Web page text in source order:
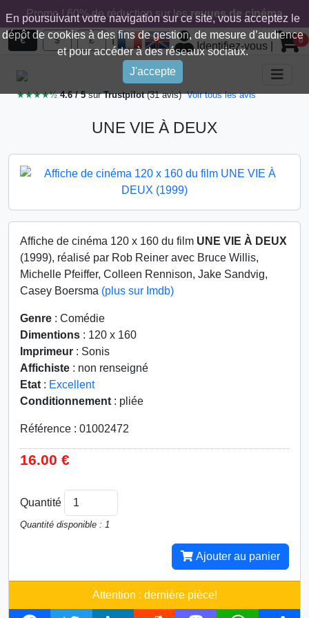
En poursuivant votre navigation sur ce site, vous acceptez le
dépôt de cookies à des fins de gestion, de mesure d’audience
et pour accéder à des réseaux sociaux.
J'accepte
Promo ! 60% de réduction sur lesrevues de cinéma
€ $ £ |
Identifiez-vous 0
★★★★½4.6 / 5surTrustpilot(31 avis) Voir tous les avis
UNE VIE À DEUX
Affiche de cinéma 120 x 160 du film UNE VIE À DEUX
(1999), réalisé par Rob Reiner avec Bruce Willis,
Michelle Pfeiffer, Colleen Rennison, Jake Sandvig,
Casey Boersma (plus sur Imdb)
Genre : Comédie
Dimentions : 120 x 160
Imprimeur : Sonis
Affichiste : non renseigné
Etat : Excellent
Conditionnement : pliée
Référence : 01002472
16.00 €
Quantité
Quantité disponible : 1
Ajouter au panier
Attention : dernière pièce!